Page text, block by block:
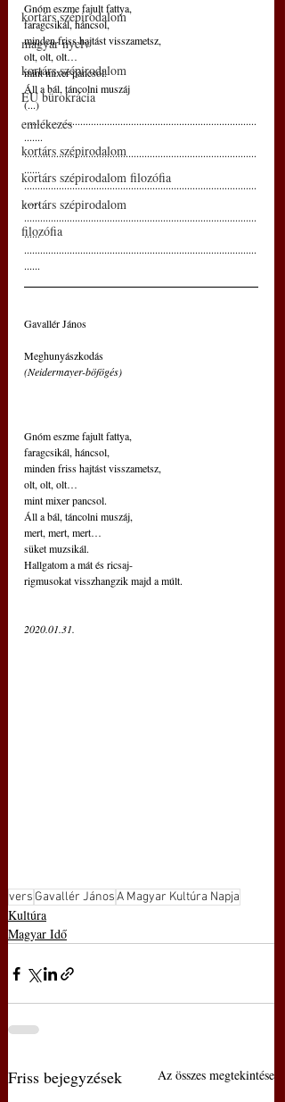
kortárs szépirodalom
magyar nyelv
kortárs szépirodalom
EU bürokrácia
emlékezés
kortárs szépirodalom
kortárs szépirodalom filozófia
kortárs szépirodalom
filozófia
Gnóm eszme fajult fattya,
faragcsikál, háncsol,
minden friss hajtást visszametsz,
olt, olt, olt…
mint mixer pancsol.
Áll a bál, táncolni muszáj
(...)
.......................................................................................
.......
.......................................................................................
......
.......................................................................................
......
.......................................................................................
......
.......................................................................................
......
Gavallér János
Meghunyászkodás
(Neidermayer-böfögés)
Gnóm eszme fajult fattya,
faragcsikál, háncsol,
minden friss hajtást visszametsz,
olt, olt, olt…
mint mixer pancsol.
Áll a bál, táncolni muszáj,
mert, mert, mert…
süket muzsikál.
Hallgatom a mát és ricsaj-
rigmusokat visszhangzik majd a múlt.
2020.01.31.
vers Gavallér JánosA Magyar Kultúra Napja
Kultúra
Magyar Idő
Friss bejegyzések Az összes megtekintése